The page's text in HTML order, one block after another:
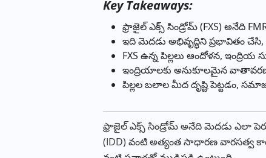
Key Takeaways:
ఫ్రాజైల్ ఎక్స్ సిండ్రోమ్ (FXS) అనేది
ఇది మెదడు అభివృద్ధిని ప్రభావితం
FXS ఉన్న పిల్లలు ఆందోళన,
ఇంద్రియాలకు అనుకూలమైన
పిల్లల బలాల మీద దృష్టి పెట్టడం,
ఫ్రాజైల్ ఎక్స్ సిండ్రోమ్ అనేది మెదడు ఎలా
(IDD) వంటి అత్యంత సాధారణ వారసత్వ